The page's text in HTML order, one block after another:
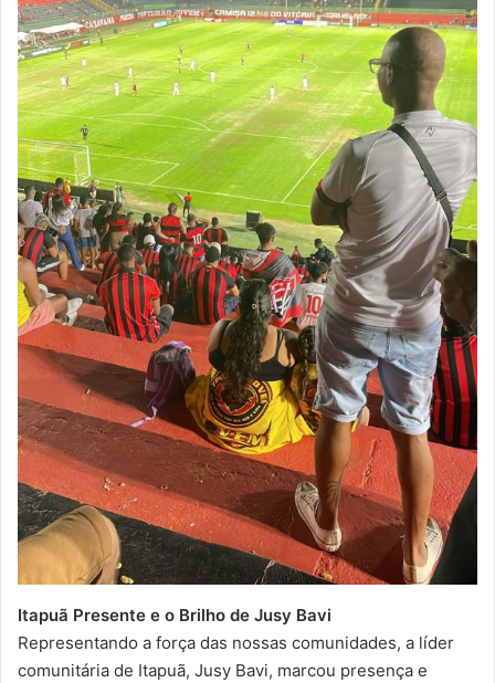
Itapuã Presente e o Brilho de Jusy Bavi
Representando a força das nossas comunidades, a líder
comunitária de Itapuã, Jusy Bavi, marcou presença e